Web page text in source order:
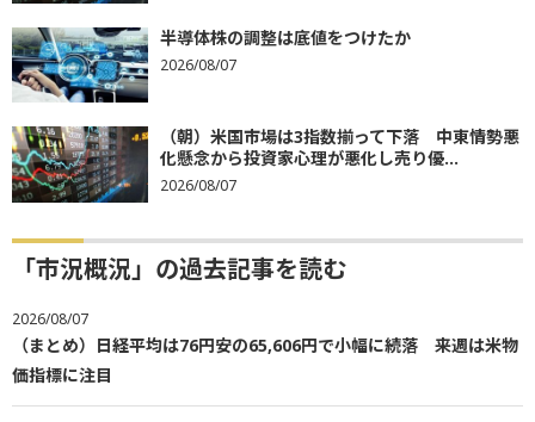
半導体株の調整は底値をつけたか
2026/08/07
（朝）米国市場は3指数揃って下落 中東情勢悪
化懸念から投資家心理が悪化し売り優...
2026/08/07
「市況概況」の過去記事を読む
2026/08/07
（まとめ）日経平均は76円安の65,606円で小幅に続落 来週は米物
価指標に注目